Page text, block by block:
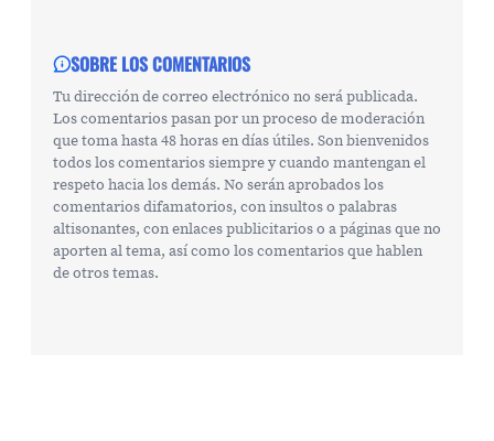
SOBRE LOS COMENTARIOS
Tu dirección de correo electrónico no será publicada.
Los comentarios pasan por un proceso de moderación
que toma hasta 48 horas en días útiles. Son bienvenidos
todos los comentarios siempre y cuando mantengan el
respeto hacia los demás. No serán aprobados los
comentarios difamatorios, con insultos o palabras
altisonantes, con enlaces publicitarios o a páginas que no
aporten al tema, así como los comentarios que hablen
de otros temas.